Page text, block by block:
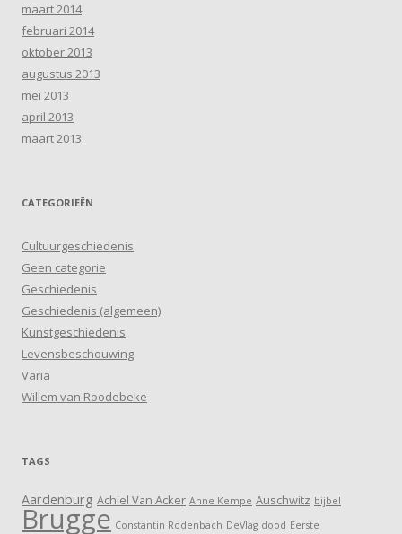
maart 2014
februari 2014
oktober 2013
augustus 2013
mei 2013
april 2013
maart 2013
CATEGORIEËN
Cultuurgeschiedenis
Geen categorie
Geschiedenis
Geschiedenis (algemeen)
Kunstgeschiedenis
Levensbeschouwing
Varia
Willem van Roodebeke
TAGS
Aardenburg Achiel Van Acker Anne Kempe Auschwitz bijbel
Brugge Constantin Rodenbach DeVlag dood Eerste